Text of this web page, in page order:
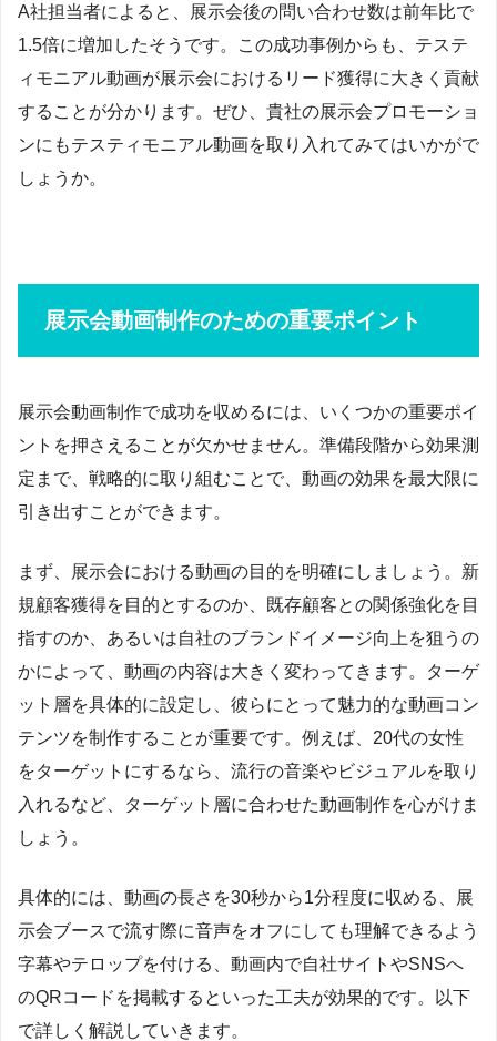
A社担当者によると、展示会後の問い合わせ数は前年比で
1.5倍に増加したそうです。この成功事例からも、テステ
ィモニアル動画が展示会におけるリード獲得に大きく貢献
することが分かります。ぜひ、貴社の展示会プロモーショ
ンにもテスティモニアル動画を取り入れてみてはいかがで
しょうか。
展示会動画制作のための重要ポイント
展示会動画制作で成功を収めるには、いくつかの重要ポイ
ントを押さえることが欠かせません。準備段階から効果測
定まで、戦略的に取り組むことで、動画の効果を最大限に
引き出すことができます。
まず、展示会における動画の目的を明確にしましょう。新
規顧客獲得を目的とするのか、既存顧客との関係強化を目
指すのか、あるいは自社のブランドイメージ向上を狙うの
かによって、動画の内容は大きく変わってきます。ターゲ
ット層を具体的に設定し、彼らにとって魅力的な動画コン
テンツを制作することが重要です。例えば、20代の女性
をターゲットにするなら、流行の音楽やビジュアルを取り
入れるなど、ターゲット層に合わせた動画制作を心がけま
しょう。
具体的には、動画の長さを30秒から1分程度に収める、展
示会ブースで流す際に音声をオフにしても理解できるよう
字幕やテロップを付ける、動画内で自社サイトやSNSへ
のQRコードを掲載するといった工夫が効果的です。以下
で詳しく解説していきます。